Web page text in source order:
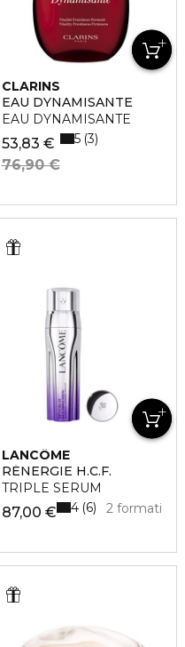
CLARINS
EAU DYNAMISANTE
EAU DYNAMISANTE
53,83 €
76,90 €
5 3
LANCÔME
RÉNERGIE H.C.F.
TRIPLE SERUM
87,00 € 2 formati
4 6